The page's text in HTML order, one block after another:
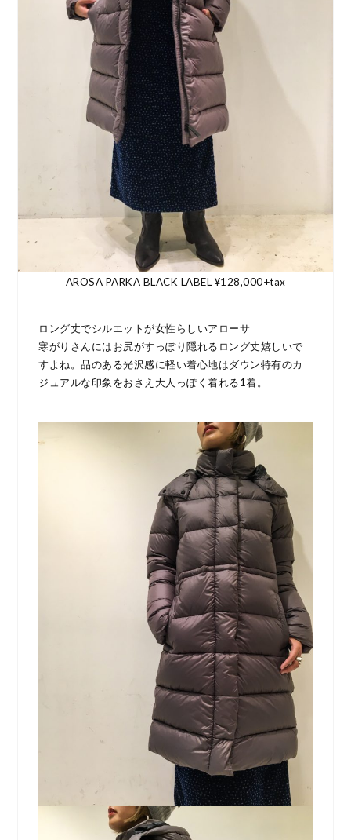
AROSA PARKA BLACK LABEL ¥128,000+tax
ロング丈でシルエットが女性らしいアローサ
寒がりさんにはお尻がすっぽり隠れるロング丈嬉しいで
すよね。品のある光沢感に軽い着心地はダウン特有のカ
ジュアルな印象をおさえ大人っぽく着れる1着。